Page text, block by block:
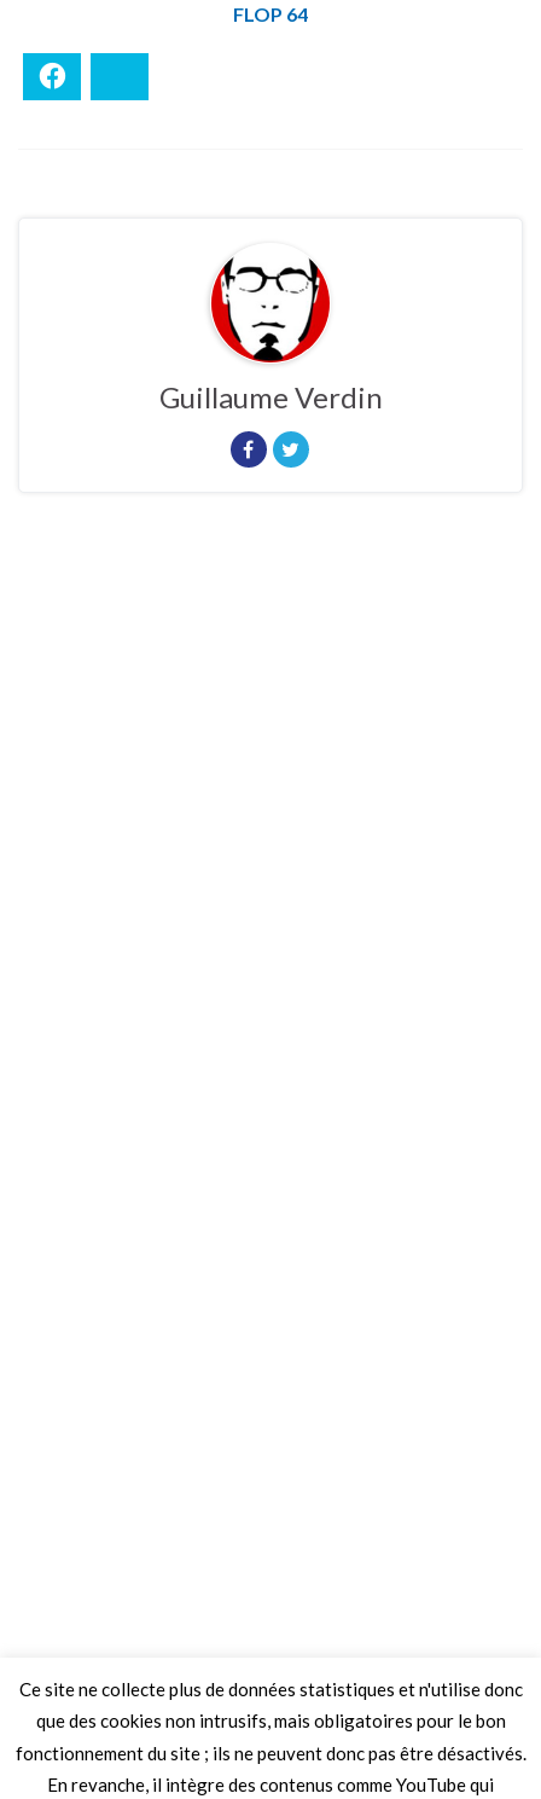
FLOP 64
Guillaume Verdin
Ce site ne collecte plus de données statistiques et n'utilise donc
que des cookies non intrusifs, mais obligatoires pour le bon
fonctionnement du site ; ils ne peuvent donc pas être désactivés.
En revanche, il intègre des contenus comme YouTube qui